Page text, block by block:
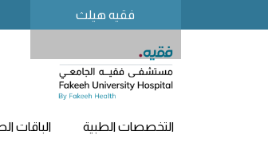
فقيه هيلث
التخصصات الطبية الباقات